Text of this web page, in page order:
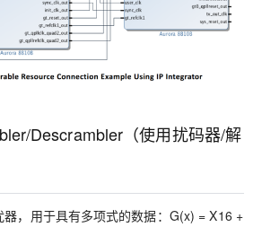
Descrambler（使用扰码器/解
，用于具有多项式的数据：G(x) = X16 +